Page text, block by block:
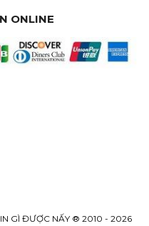
ONLINE
GÌ ĐƯỢC NẤY ® 2010 - 2026